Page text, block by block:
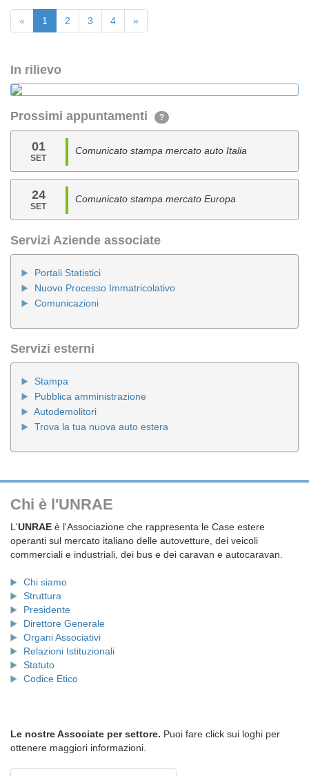
« 1 2 3 4 »
In rilievo
Prossimi appuntamenti ?
01
SET
Comunicato stampa mercato auto Italia
24
SET
Comunicato stampa mercato Europa
Servizi Aziende associate
Portali Statistici
Nuovo Processo Immatricolativo
Comunicazioni
Servizi esterni
Stampa
Pubblica amministrazione
Autodemolitori
Trova la tua nuova auto estera
Chi è l'UNRAE
L'UNRAE è l'Associazione che rappresenta le Case estere
operanti sul mercato italiano delle autovetture, dei veicoli
commerciali e industriali, dei bus e dei caravan e autocaravan.
Chi siamo
Struttura
Presidente
Direttore Generale
Organi Associativi
Relazioni Istituzionali
Statuto
Codice Etico
Le nostre Associate per settore. Puoi fare click sui loghi per
ottenere maggiori informazioni.